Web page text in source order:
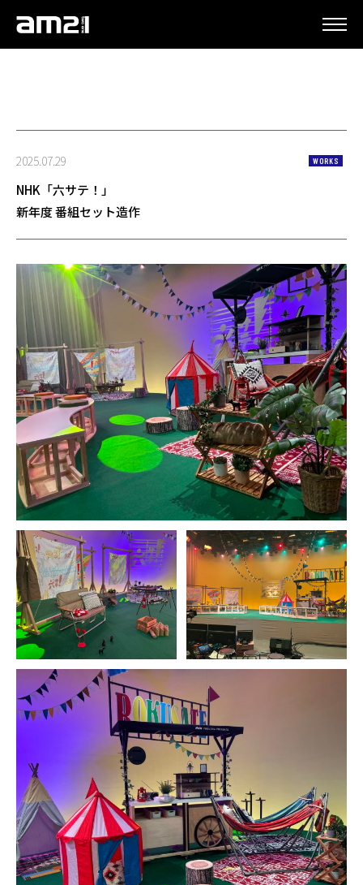
2025.07.29 WORKS
NHK「六サテ！」
新年度 番組セット造作